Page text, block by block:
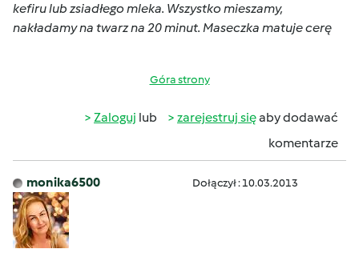
kefiru lub zsiadłego mleka. Wszystko mieszamy,
nakładamy na twarz na 20 minut. Maseczka matuje cerę
Góra strony
Zaloguj lub zarejestruj sięaby dodawać
komentarze
monika6500 Dołączył : 10.03.2013